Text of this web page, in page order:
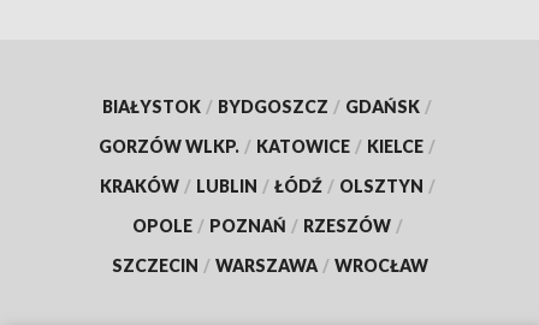
BIAŁYSTOK / BYDGOSZCZ / GDAŃSK /
GORZÓW WLKP. / KATOWICE / KIELCE /
KRAKÓW / LUBLIN / ŁÓDŹ / OLSZTYN /
OPOLE / POZNAŃ / RZESZÓW /
SZCZECIN / WARSZAWA / WROCŁAW